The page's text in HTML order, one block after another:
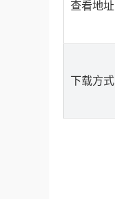
查看地址
下载方式